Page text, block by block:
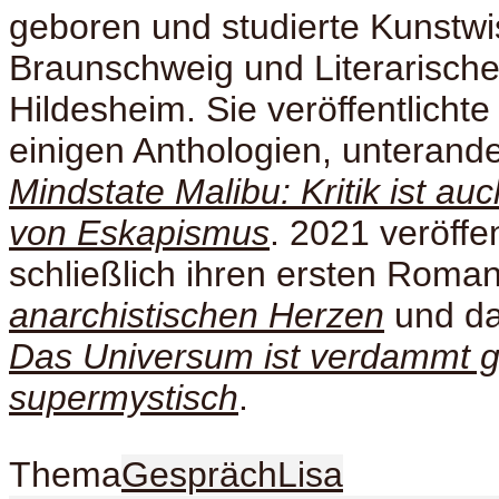
geboren und studierte
Braunschweig und
Hildesheim. Sie
einigen Anthologien,
Mindstate Malibu: Kritik ist
von Eskapismus. 2021
schließlich ihren ersten
anarchistischen Herzen und
Das Universum ist verdammt
supermystisch.
ThemaGesprächLisa